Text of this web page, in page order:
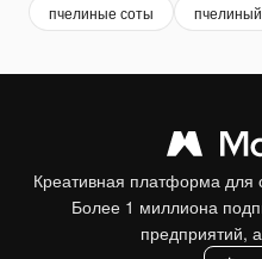
пчелиные соты
Креативная платформа для
Более 1 миллиона
предприятий,